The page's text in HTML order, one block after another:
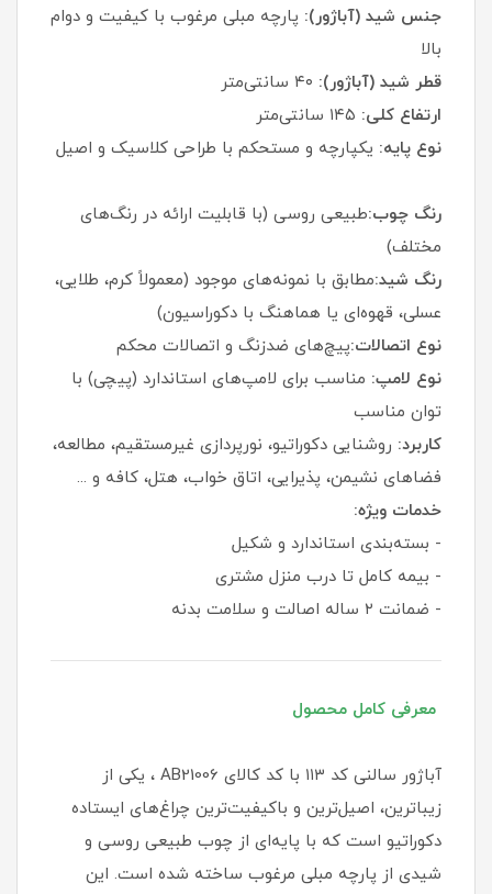
جنس شید (آباژور): پارچه مبلی مرغوب با کیفیت و دوام
بالا
قطر شید (آباژور):
ارتفاع کلی: ۱۴۵ سانتی‌متر
نوع پایه: یکپارچه و مستحکم با طراحی کلاسیک و اصیل
رنگ چوب:طبیعی روسی (با قابلیت ارائه در رنگ‌های
مختلف)
رنگ شید:مطابق با نمونه‌های موجود (معمولاً کرم، طلایی،
عسلی، قهوه‌ای یا هماهنگ با دکوراسیون)
نوع اتصالات:پیچ‌های ضدزنگ و اتصالات محکم
نوع لامپ: مناسب برای لامپ‌های استاندارد (پیچی) با
توان مناسب
کاربرد: روشنایی دکوراتیو، نورپردازی غیرمستقیم، مطالعه،
فضاهای نشیمن، پذیرایی، اتاق خواب، هتل، کافه و ...
خدمات ویژه:
- بسته‌بندی استاندارد و شکیل
- بیمه کامل تا درب منزل مشتری
- ضمانت ۲ ساله اصالت و سلامت بدنه
معرفی کامل محصول
آباژور سالنی کد ۱۱۳ با کد کالای AB21006 ، یکی از
زیباترین، اصیل‌ترین و باکیفیت‌ترین چراغ‌های ایستاده
دکوراتیو است که با پایه‌ای از چوب طبیعی روسی و
شیدی از پارچه مبلی مرغوب ساخته شده است. این